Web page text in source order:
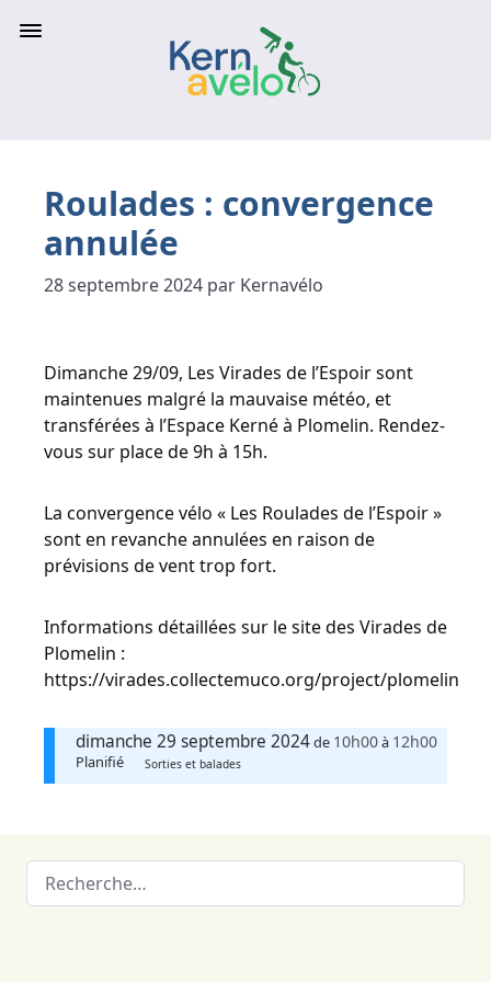
Roulades : convergence
annulée
28 septembre 2024 par Kernavélo
Dimanche 29/09, Les Virades de l’Espoir sont
maintenues malgré la mauvaise météo, et
transférées à l’Espace Kerné à Plomelin. Rendez-
vous sur place de 9h à 15h.
La convergence vélo « Les Roulades de l’Espoir »
sont en revanche annulées en raison de
prévisions de vent trop fort.
Informations détaillées sur le site des Virades de
Plomelin :
https://virades.collectemuco.org/project/plomelin
dimanche 29 septembre 2024de 10h00à 12h00
Planifié Sorties et balades